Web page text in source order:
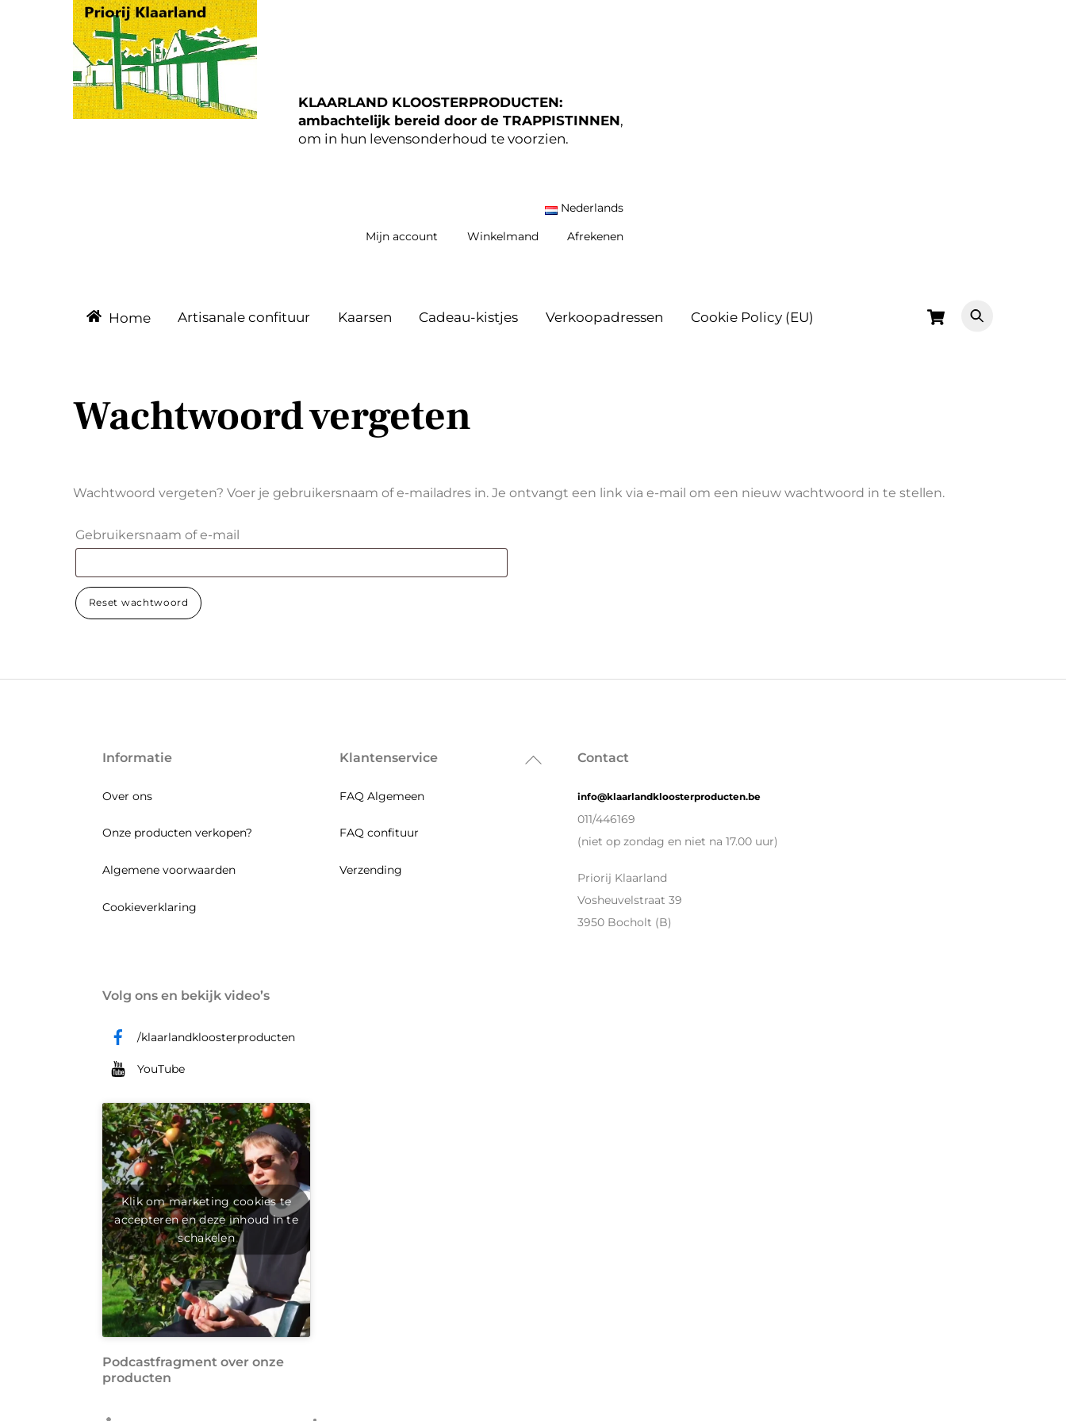
Cart
Home Artisanale confituur Kaarsen Cadeau-kistjes Verkoopadressen Cookie Policy (EU)
KLAARLAND KLOOSTERPRODUCTEN:
ambachtelijk bereid door de TRAPPISTINNEN,
om in hun levensonderhoud te voorzien.
Nederlands
Mijn account
Winkelmand Afrekenen
Wachtwoord vergeten
Wachtwoord vergeten? Voer je gebruikersnaam of e-mailadres in. Je ontvangt een link via e-mail om een nieuw wachtwoord in te stellen.
Gebruikersnaam of e-mail
Reset wachtwoord
Back
Informatie
Over ons
Onze producten verkopen?
Algemene voorwaarden
Cookieverklaring
Klantenservice
FAQ Algemeen
FAQ confituur
Verzending
Contact
info@klaarlandkloosterproducten.be
011/446169
(niet op zondag en niet na 17.00 uur)
Priorij Klaarland
Vosheuvelstraat 39
3950 Bocholt (B)
Volg ons en bekijk video’s
/klaarlandkloosterproducten
YouTube
Klik om marketing cookies te
accepteren en deze inhoud in te
schakelen
Podcastfragment over onze
producten